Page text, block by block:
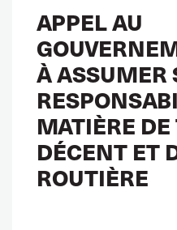
APPEL AU
À ASSUMER
MATIÈRE
DÉCENT ET
ROUTIÈRE